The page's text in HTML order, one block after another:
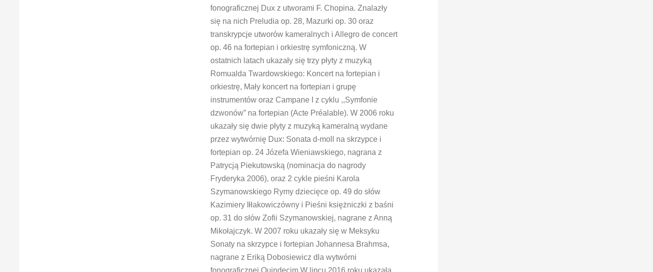
fonograficznej Dux z utworami F. Chopina. Znalazły
się na nich Preludia op. 28, Mazurki op. 30 oraz
transkrypcje utworów kameralnych i Allegro de concert
op. 46 na fortepian i orkiestrę symfoniczną. W
ostatnich latach ukazały się trzy płyty z muzyką
Romualda Twardowskiego: Koncert na fortepian i
orkiestrę, Mały koncert na fortepian i grupę
instrumentów oraz Campane I z cyklu ,,Symfonie
dzwonów” na fortepian (Acte Préalable). W 2006 roku
ukazały się dwie płyty z muzyką kameralną wydane
przez wytwórnię Dux: Sonata d-moll na skrzypce i
fortepian op. 24 Józefa Wieniawskiego, nagrana z
Patrycją Piekutowską (nominacja do nagrody
Fryderyka 2006), oraz 2 cykle pieśni Karola
Szymanowskiego Rymy dziecięce op. 49 do słów
Kazimiery Iłłakowiczówny i Pieśni księżniczki z baśni
op. 31 do słów Zofii Szymanowskiej, nagrane z Anną
Mikołajczyk. W 2007 roku ukazały się w Meksyku
Sonaty na skrzypce i fortepian Johannesa Brahmsa,
nagrane z Eriką Dobosiewicz dla wytwórni